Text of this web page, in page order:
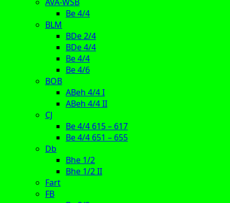
Be 4/4
BLM
BDe 2/4
BDe 4/4
Be 4/4
Be 4/6
BOB
ABeh 4/4 I
ABeh 4/4 II
CJ
Be 4/4 615 – 617
Be 4/4 651 – 655
Db
Bhe 1/2
Bhe 1/2 II
Fart
FB